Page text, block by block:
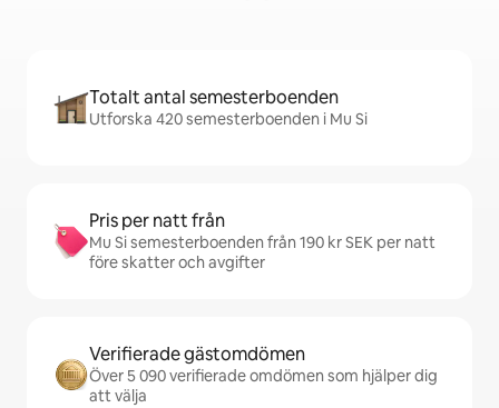
Totalt antal semesterboenden
Utforska 420 semesterboenden i Mu Si
Pris per natt från
Mu Si semesterboenden från 190 kr SEK per natt
före skatter och avgifter
Verifierade gästomdömen
Över 5 090 verifierade omdömen som hjälper dig
att välja